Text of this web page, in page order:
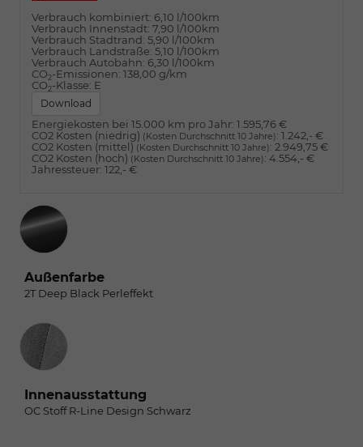
Verbrauch kombiniert: 6,10 l/100km
Verbrauch Innenstadt: 7,90 l/100km
Verbrauch Stadtrand: 5,90 l/100km
Verbrauch Landstraße: 5,10 l/100km
Verbrauch Autobahn: 6,30 l/100km
CO2-Emissionen: 138,00 g/km
CO2-Klasse: E
Download
Energiekosten bei 15.000 km pro Jahr: 1.595,76 €
CO2 Kosten (niedrig) (Kosten Durchschnitt 10 Jahre): 1.242,- €
CO2 Kosten (mittel) (Kosten Durchschnitt 10 Jahre): 2.949,75 €
CO2 Kosten (hoch) (Kosten Durchschnitt 10 Jahre): 4.554,- €
Jahressteuer: 122,- €
Außenfarbe
2T Deep Black Perleffekt
Innenausstattung
Innenausstattung
OC Stoff R-Line Design Schwarz